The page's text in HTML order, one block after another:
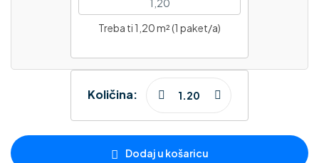
Treba ti 1,20 m² (1 paket/a)
Količina:
Dodaj u košaricu